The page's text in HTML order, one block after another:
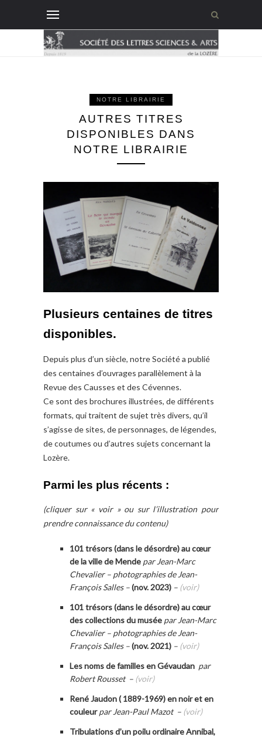
NOTRE LIBRAIRIE
AUTRES TITRES
DISPONIBLES DANS
NOTRE LIBRAIRIE
Plusieurs centaines de titres
disponibles.
Depuis plus d’un siècle, notre Société a publié
des centaines d’ouvrages parallèlement à la
Revue des Causses et des Cévennes.
Ce sont des brochures illustrées, de différents
formats, qui traitent de sujet très divers, qu’il
s’agisse de sites, de personnages, de légendes,
de coutumes ou d’autres sujets concernant la
Lozère.
Parmi les plus récents :
(cliquer sur « voir » ou sur l’illustration pour
prendre connaissance du contenu)
101 trésors (dans le désordre) au cœur
de la ville de Mende par Jean-Marc
Chevalier – photographies de Jean-
François Salles –(nov. 2023) – (voir)
101 trésors (dans le désordre) au cœur
des collections du musée par Jean-Marc
Chevalier – photographies de Jean-
François Salles –(nov. 2021) – (voir)
Les noms de familles en Gévaudan par
Robert Rousset – (voir)
René Jaudon ( 1889-1969) en noir et en
couleurpar Jean-Paul Mazot – (voir)
Tribulations d’un poilu ordinaire Annibal,